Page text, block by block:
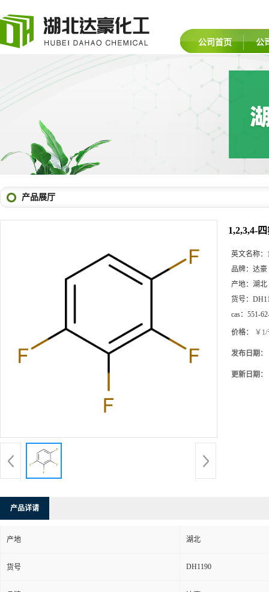
公司首页 公
产品展厅
1,2,3,4-
英文名称：
品牌： 达豪
产地： 湖北
货号：
cas： 551-
价格： ￥
发布日期：
更新日期：
产品详请
产地 湖北
货号 DH1190